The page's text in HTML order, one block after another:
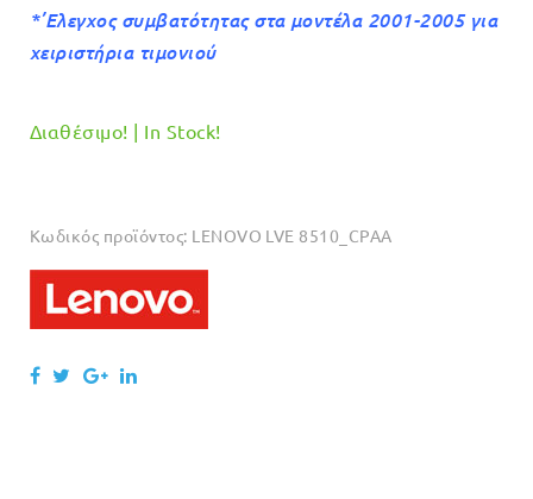
*’Ελεγχος συμβατότητας στα μοντέλα 2001-2005 για
χειριστήρια τιμονιού
Διαθέσιμο! | In Stock!
Κωδικός προϊόντος: LENOVO LVE 8510_CPAA